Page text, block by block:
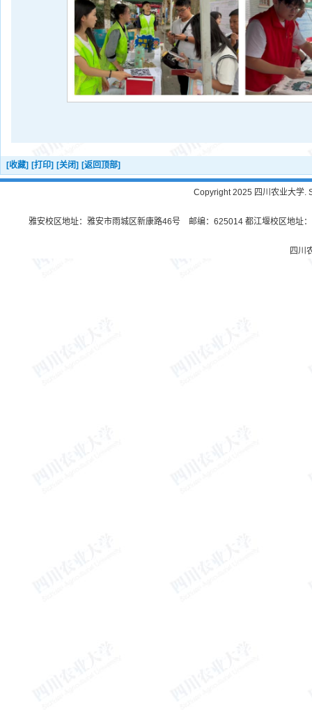
[收藏] [打印] [关闭] [返回顶部]
Copyright 2025 四川农业大学.
雅安校区地址：雅安市雨城区新康路46号 邮编：625014 都江堰校区地址
四川